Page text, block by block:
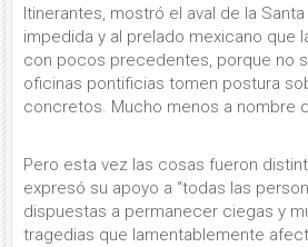
Itinerantes, mostró el aval de la
impedida y al prelado mexicano que
con pocos precedentes, porque no
oficinas pontificias tomen postura
concretos. Mucho menos a nombre
Pero esta vez las cosas fueron
expresó su apoyo a “todas las
dispuestas a permanecer ciegas y
tragedias que lamentablemente